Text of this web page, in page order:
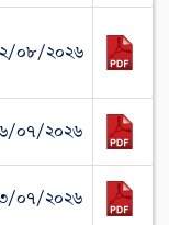
০৮/২০২৬
০৭/২০২৬
০৭/২০২৬